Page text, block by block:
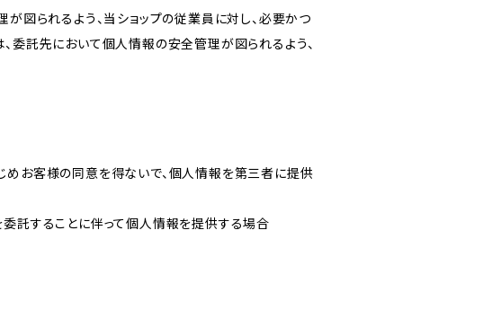
図られるよう、当ショップの従業員に対し、必要かつ
委託先において個人情報の安全管理が図られるよう、
めお客様の同意を得ないで、個人情報を第三者に提供
託することに伴って個人情報を提供する場合